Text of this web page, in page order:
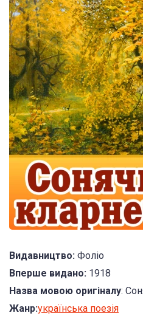
Видавництво: Фоліо
Вперше видано: 1918
Назва мовою оригіналу:
Жанр:українська поезія